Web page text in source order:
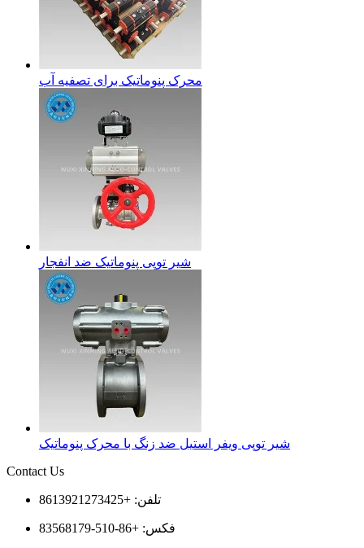
محرک پنوماتیک برای تصفیه آب
شیر توپی پنوماتیک ضد انفجار
شیر توپی ویفر استیل ضد زنگ با محرک پنوماتیک
Contact Us
تلفن: +8613921273425
فکس: +86-510-83568179